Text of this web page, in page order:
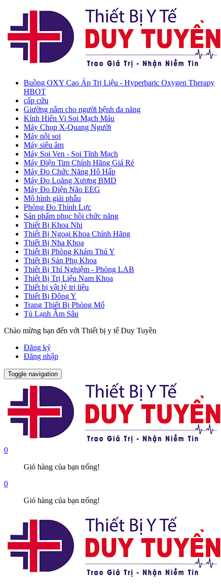
Buồng OXY Cao Áp Trị Liệu - Hyperbaric Oxygen Therapy
HBOT
cấp cứu
Giường nằm cho người bệnh đa năng
Kính Hiển Vi Soi Mạch Máu
Máy Chụp X-Quang Người
Máy nội soi
Máy siêu âm
Máy Soi Ven - Soi Tĩnh Mạch
Máy Điện Tim Chính Hãng Giá Rẻ
Máy Đo Chức Năng Hô Hấp
Máy Đo Loãng Xương BMD
Máy Đo Điện Não EEG
Mô hình giải phẫu
Phòng Đo Thính Lực
Sản phẩm phục hồi chức năng
Thiết Bị Khoa Nhi
Thiết Bị Ngoại Khoa Chính Hãng
Thiết Bị Nha Khoa
Thiết Bị Phòng Khám Thú Y
Thiết Bị Sản Phụ Khoa
Thiết Bị Thí Nghiệm - Phòng LAB
Thiết Bị Trị Liệu Nam Khoa
Thiết bị vật lý trị liệu
Thiết Bị Đông Y
Trang Thiết Bị Phòng Mổ
Tủ Lạnh Âm Sâu
Chào mừng bạn đến với Thiết bị y tế Duy Tuyền
Đăng ký
Đăng nhập
Toggle navigation
0
Giỏ hàng của bạn trống!
0
Giỏ hàng của bạn trống!